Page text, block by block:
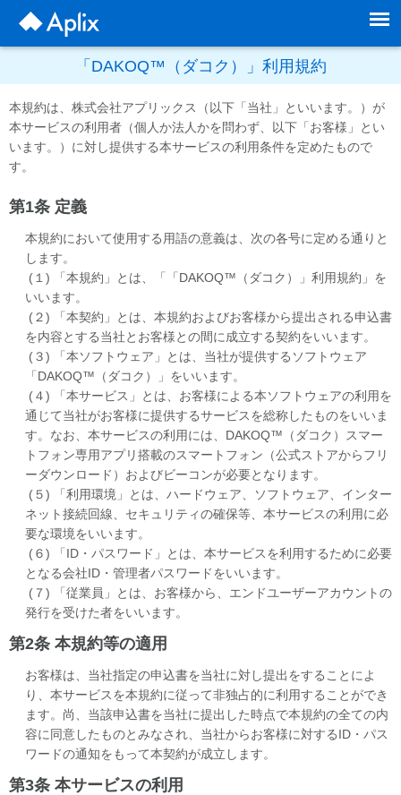
「DAKOQ™（ダコク）」利用規約
本規約は、株式会社アプリックス（以下「当社」といいます。）が
本サービスの利用者（個人か法人かを問わず、以下「お客様」とい
います。）に対し提供する本サービスの利用条件を定めたもので
す。
第1条 定義
本規約において使用する用語の意義は、次の各号に定める通りと
します。
(１) 「本規約」とは、「「DAKOQ™（ダコク）」利用規約」を
いいます。
(２) 「本契約」とは、本規約およびお客様から提出される申込書
を内容とする当社とお客様との間に成立する契約をいいます。
(３) 「本ソフトウェア」とは、当社が提供するソフトウェア
「DAKOQ™（ダコク）」をいいます。
(４) 「本サービス」とは、お客様による本ソフトウェアの利用を
通じて当社がお客様に提供するサービスを総称したものをいいま
す。なお、本サービスの利用には、DAKOQ™（ダコク）スマー
トフォン専用アプリ搭載のスマートフォン（公式ストアからフリ
ーダウンロード）およびビーコンが必要となります。
(５) 「利用環境」とは、ハードウェア、ソフトウェア、インター
ネット接続回線、セキュリティの確保等、本サービスの利用に必
要な環境をいいます。
(６) 「ID・パスワード」とは、本サービスを利用するために必要
となる会社ID・管理者パスワードをいいます。
(７) 「従業員」とは、お客様から、エンドユーザーアカウントの
発行を受けた者をいいます。
第2条 本規約等の適用
お客様は、当社指定の申込書を当社に対し提出をすることによ
り、本サービスを本規約に従って非独占的に利用することができ
ます。尚、当該申込書を当社に提出した時点で本規約の全ての内
容に同意したものとみなされ、当社からお客様に対するID・パス
ワードの通知をもって本契約が成立します。
第3条 本サービスの利用